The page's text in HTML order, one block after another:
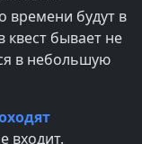
времени будут в
бывает не
в небольшую
входит.